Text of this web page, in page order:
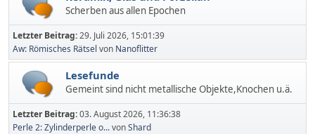
Scherben aus allen Epochen
Letzter Beitrag:29. Juli 2026, 15:01:39
Aw: Römisches Rätsel von Nanoflitter
Lesefunde
Gemeint sind nicht metallische Objekte,Knochen u.ä.
Letzter Beitrag:03. August 2026, 11:36:38
Perle 2: Zylinderperle o...vonShard